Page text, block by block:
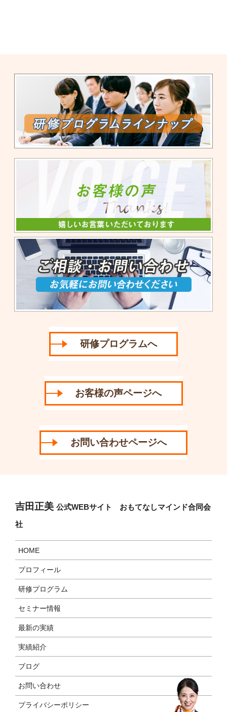
研修プログラムへ
お客様の声ページへ
お問い合わせページへ
吉田正美 公式WEBサイト おもてなしマインド合同会
社
HOME
プロフィール
研修プログラム
セミナー情報
最新の実績
実績紹介
ブログ
お問い合わせ
プライバシーポリシー